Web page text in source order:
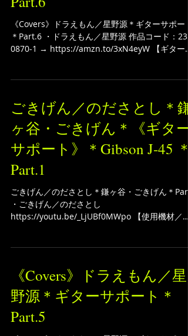
野源＊ギターサポート＊
Part.6
《Covers》ドラえもん／星野源＊ギターサポート
0870-1 → https://amzn.to/3xN4eyW 【ギターの
guitar labs...
ごきげん／のださとし＊鎌
ヶ谷・ごきげん＊《ギター
サポート》＊Gibson J-45 ＊
Part.1
ごきげん／のださとし＊鎌ヶ谷・ごきげん＊
https://youtu.be/_LjUBf0MWpo 【使用機材／
タムオーディオジャパン ギターケーブル...
《Covers》ドラえもん／星
野源＊ギターサポート＊